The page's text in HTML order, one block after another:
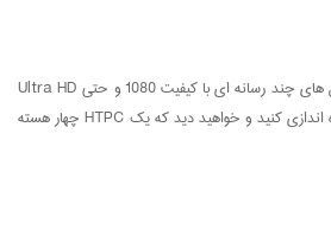
از آنجا که سرور کیونپ QNAP NAS در نسخۀ بروزشده سیستم عامل مبتنی بر لینوکس QTS عرضه می شود، به طور قطع چشمگیر و مؤثر واقع می شود و با توجه به این امر که این واحد ذخیره ساز قادر به پخش فایل های چند رسانه ای با کیفیت 1080 و حتی Ultra HD
است، می توان از آن به عنوان مدیا پلیر استفاده نمود. بله، با خرید کیونپ این سرور NAS مجهز به یک خروجی HDMI و یک اتصال دیسپلی‌پورت است که تنها کافی است پخش کننده رسانه XBMC slash Kodi را راه اندازی کنید و خواهید دید که یک HTPC چهار هسته